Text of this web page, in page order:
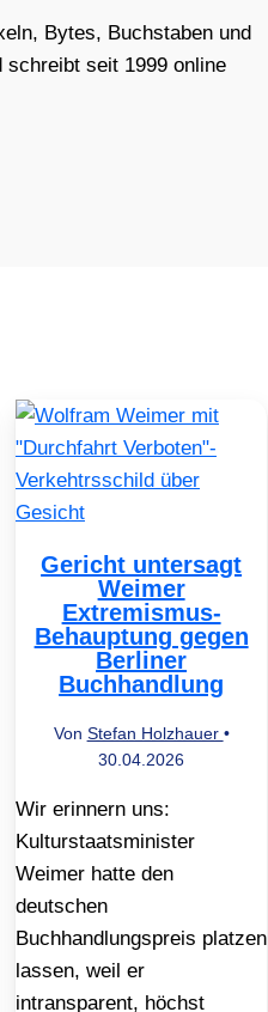
Bytes, Buchstaben und
schreibt seit 1999 online
Gericht untersagt
Weimer
Extremismus-
Behauptung gegen
Berliner
Buchhandlung
Von Stefan Holzhauer •
30.04.2026
Wir erinnern uns:
Kulturstaatsminister
Weimer hatte den
deutschen
Buchhandlungspreis platzen
lassen, weil er
intransparent, höchst